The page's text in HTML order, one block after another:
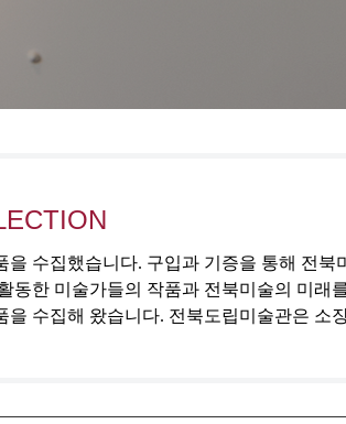
수집했습니다. 구입과 기증을 통해 전북
한 미술가들의 작품과 전북미술의 미래
수집해 왔습니다. 전북도립미술관은 소